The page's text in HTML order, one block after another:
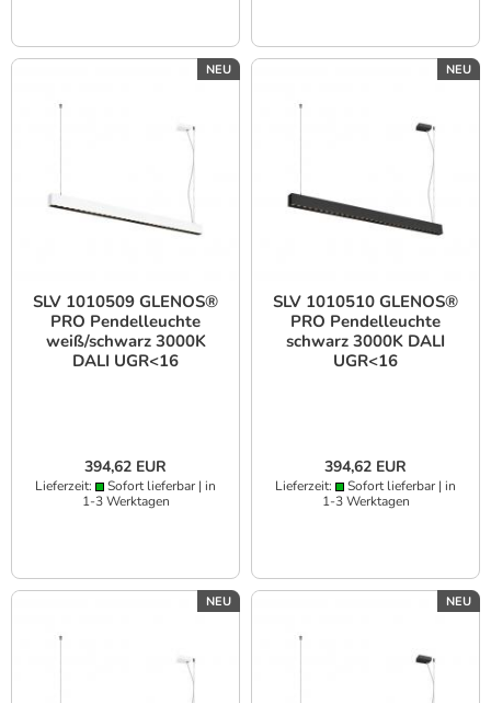
NEU
SLV 1010509 GLENOS®
PRO Pendelleuchte
weiß/schwarz 3000K
DALI UGR<16
394,62 EUR
Lieferzeit:
Sofort lieferbar | in
1-3 Werktagen
NEU
SLV 1010510 GLENOS®
PRO Pendelleuchte
schwarz 3000K DALI
UGR<16
394,62 EUR
Lieferzeit:
Sofort lieferbar | in
1-3 Werktagen
NEU NEU